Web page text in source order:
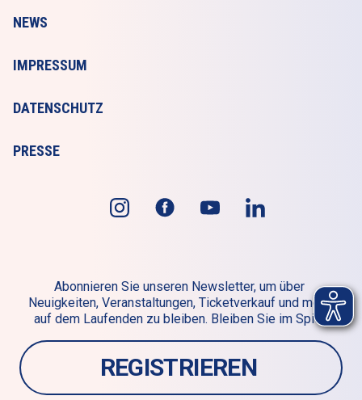
NEWS
IMPRESSUM
DATENSCHUTZ
PRESSE
Abonnieren Sie unseren Newsletter, um über
Neuigkeiten, Veranstaltungen, Ticketverkauf und mehr
auf dem Laufenden zu bleiben. Bleiben Sie im Spiel!
REGISTRIEREN